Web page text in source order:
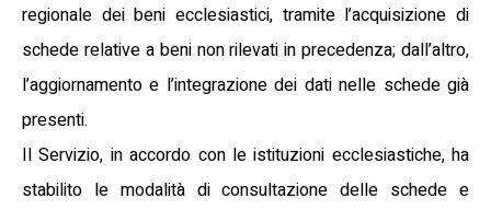
regionale dei beni ecclesiastici, tramite l’acquisizione di
schede relative a beni non rilevati in precedenza; dall’altro,
l’aggiornamento e l’integrazione dei dati nelle schede già
presenti.
Il Servizio, in accordo con le istituzioni ecclesiastiche, ha
stabilito le modalità di consultazione delle schede e